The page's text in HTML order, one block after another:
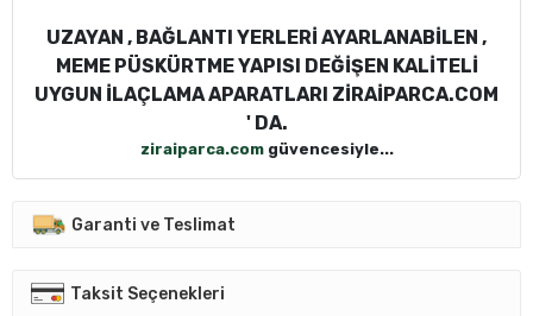
UZAYAN , BAĞLANTI YERLERİ AYARLANABİLEN ,
MEME PÜSKÜRTME YAPISI DEĞİŞEN KALİTELİ
UYGUN İLAÇLAMA APARATLARI ZİRAİPARCA.COM
' DA.
ziraiparca.comgüvencesiyle...
Garanti ve Teslimat
Taksit Seçenekleri